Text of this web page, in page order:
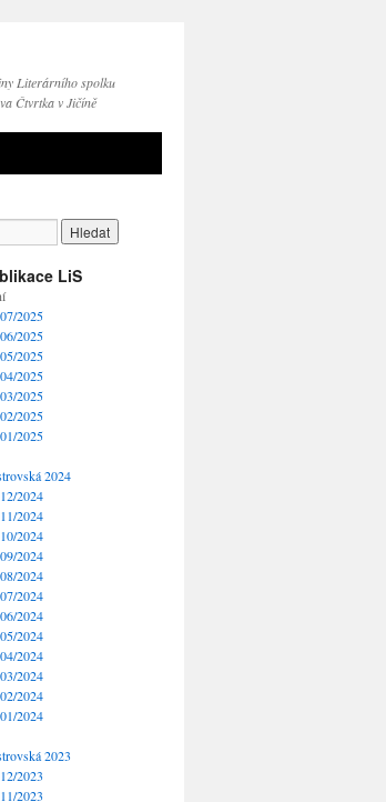
Literárního spolku
Čtvrtka v Jičíně
LiS
2025
2025
2025
2025
2025
2025
2025
2024
2024
2024
2024
2024
2024
2024
2024
2024
2024
2024
2024
2024
2023
2023
2023